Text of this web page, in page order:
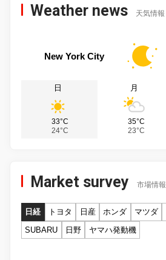
Weather news 天気情報
New York City
日
33°C
24°C
月
35°C
23°C
Market survey 市場情報
日経 トヨタ 日産 ホンダ マツダ
SUBARU
日野 ヤマハ発動機